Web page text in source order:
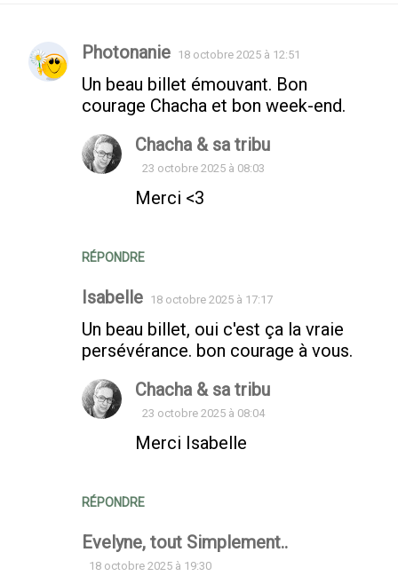
Commentaires
Photonanie 18 octobre 2025 à 12:51
Un beau billet émouvant. Bon
courage Chacha et bon week-end.
RÉPONDRE
Chacha & sa tribu
23 octobre 2025 à 08:03
Merci <3
Isabelle 18 octobre 2025 à 17:17
Un beau billet, oui c'est ça la vraie
persévérance. bon courage à vous.
RÉPONDRE
Chacha & sa tribu
23 octobre 2025 à 08:04
Merci Isabelle
Evelyne, tout Simplement..
18 octobre 2025 à 19:30